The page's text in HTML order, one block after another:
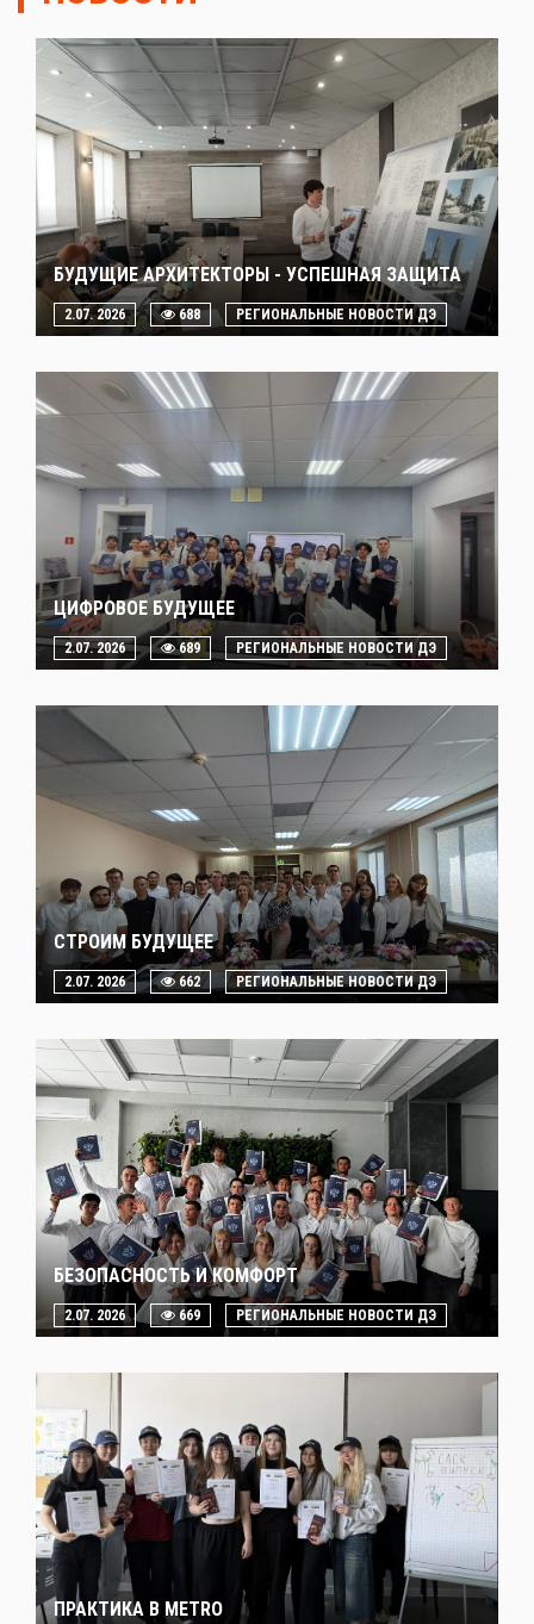
БУДУЩИЕ АРХИТЕКТОРЫ - УСПЕШНАЯ ЗАЩИТА
2.07. 2026 688 РЕГИОНАЛЬНЫЕ НОВОСТИ ДЭ
ЦИФРОВОЕ БУДУЩЕЕ
2.07. 2026 689 РЕГИОНАЛЬНЫЕ НОВОСТИ ДЭ
СТРОИМ БУДУЩЕЕ
2.07. 2026 662 РЕГИОНАЛЬНЫЕ НОВОСТИ ДЭ
БЕЗОПАСНОСТЬ И КОМФОРТ
2.07. 2026 669 РЕГИОНАЛЬНЫЕ НОВОСТИ ДЭ
ПРАКТИКА В METRO